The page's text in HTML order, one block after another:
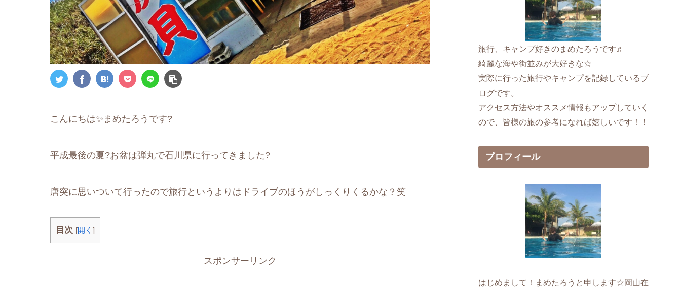
こんにちは✨まめたろうです?
平成最後の夏?お盆は弾丸で石川県に行ってきました?
唐突に思いついて行ったので旅行というよりはドライブのほうがしっくりくるかな？笑
目次 [開く ]
スポンサーリンク
旅行、キャンプ好きのまめたろうです♬
綺麗な海や街並みが大好きな☆
実際に行った旅行やキャンプを記録しているブ
ログです。
アクセス方法やオススメ情報もアップしていく
ので、皆様の旅の参考になれば嬉しいです！！
プロフィール
はじめまして！まめたろうと申します☆岡山在